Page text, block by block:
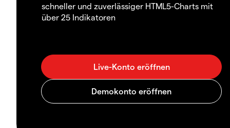
schneller und zuverlässiger HTML5-Charts mit
über 25 Indikatoren